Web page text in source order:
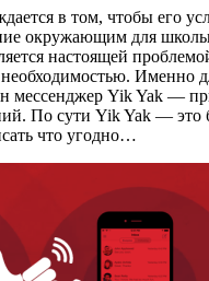
в том, чтобы его
окружающим для
настоящей
Именно
мессенджер Yik Yak —
По сути Yik Yak — это
что угодно…